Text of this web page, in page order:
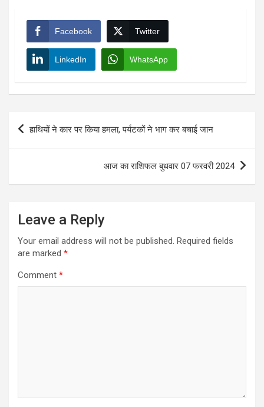
Facebook Twitter
LinkedIn WhatsApp
Post
हाथियों ने कार पर किया हमला, पर्यटकों ने भाग कर बचाई जान
आज का राशिफल बुधवार 07 फरवरी 2024
Leave a Reply
Your email address will not be published. Required fields
are marked *
Comment *